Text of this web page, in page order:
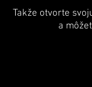
Takže otvorte
a